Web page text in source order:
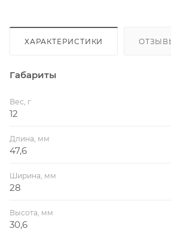
ХАРАКТЕРИСТИКИ
Габариты
Вес, г
12
Длина, мм
47,6
Ширина, мм
28
Высота, мм
30,6